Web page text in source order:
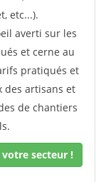
etc...).
averti sur les
et cerne au
pratiqués et
des artisans et
de chantiers
secteur !